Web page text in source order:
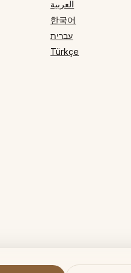
العربية
한국어
עברית
Türkçe